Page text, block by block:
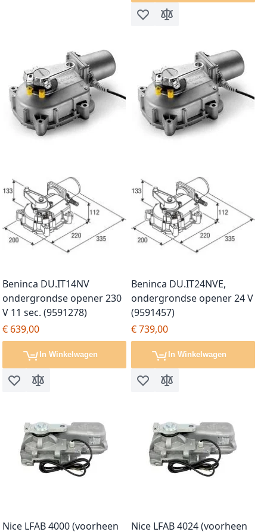
Voeg toe aan verlanglijst
Toevoegen om te
Beninca DU.IT14NV
ondergrondse opener 230
V 11 sec. (9591278)
€ 639,00
In Winkelwagen
Voeg toe aan verlanglijst
Toevoegen om te vergelijken
Beninca DU.IT24NVE,
ondergrondse opener 24 V
(9591457)
€ 739,00
In Winkelwagen
Voeg toe aan verlanglijst
Toevoegen om te
Nice LFAB 4000 (voorheen Nice LFAB 4024 (voorheen